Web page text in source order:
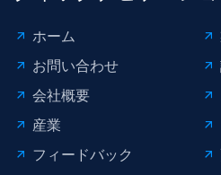
ホーム
お問い合わせ
会社概要
産業
フィードバック